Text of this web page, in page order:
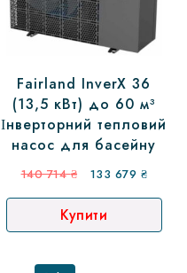
Fairland InverX 36
(13,5 кВт) до 60 м³
Інверторний тепловий
насос для басейну
140 714₴
Оригінальна
ціна:
140
714 ₴.
133 679 ₴
ціна:
679 ₴.
Купити